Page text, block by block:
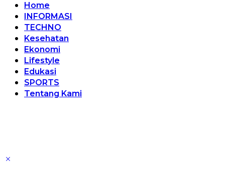
Home
INFORMASI
TECHNO
Kesehatan
Ekonomi
Lifestyle
Edukasi
SPORTS
Tentang Kami